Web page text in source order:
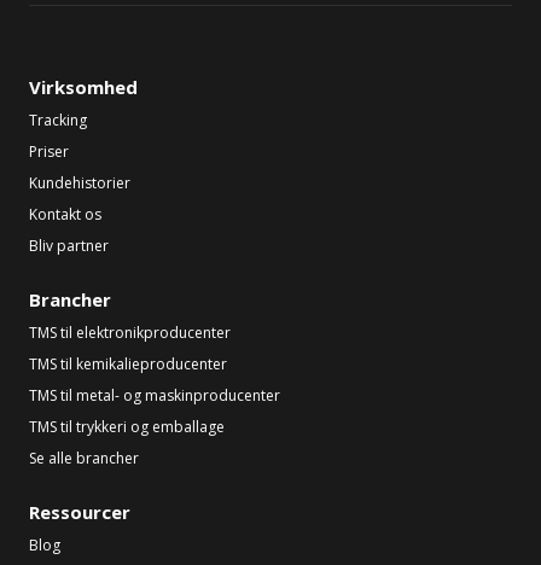
Virksomhed
Tracking
Priser
Kundehistorier
Kontakt os
Bliv partner
Brancher
TMS til elektronikproducenter
TMS til kemikalieproducenter
TMS til metal- og maskinproducenter
TMS til trykkeri og emballage
Se alle brancher
Ressourcer
Blog